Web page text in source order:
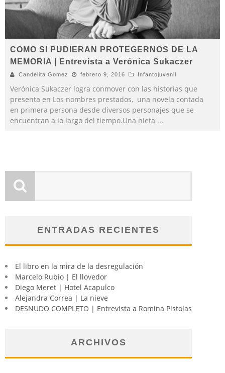
COMO SI PUDIERAN PROTEGERNOS DE LA
MEMORIA | Entrevista a Verónica Sukaczer
Candelita Gomez febrero 9, 2016 Infantojuvenil
Verónica Sukaczer logra conmover con las historias que
presenta en Los nombres prestados, una novela contada
en primera persona desde diversos personajes que se
encuentran a lo largo del tiempo.Una nieta ...
ENTRADAS RECIENTES
El libro en la mira de la desregulación
Marcelo Rubio | El llovedor
Diego Meret | Hotel Acapulco
Alejandra Correa | La nieve
DESNUDO COMPLETO | Entrevista a Romina Pistolas
ARCHIVOS